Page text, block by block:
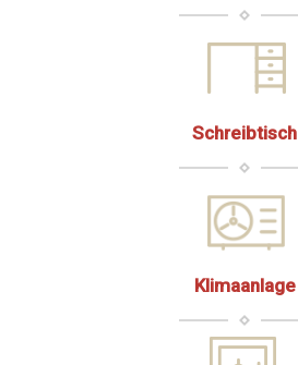
Schreibtisch
Klimaanlage